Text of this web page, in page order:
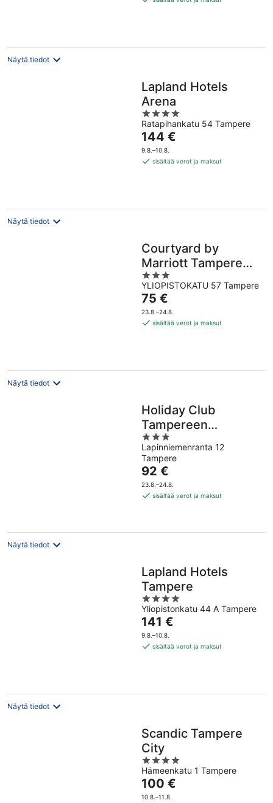
Näytä tiedot
Lapland Hotels
Arena
4
out
of
5
Ratapihankatu 54 Tampere
Hinta
on
144 €
144 €
9.8.–10.8.
sisältää verot ja maksut
Näytä tiedot
Courtyard by
Marriott Tampere
City
3
out
of
5
YLIOPISTOKATU 57 Tampere
Hinta
on
75 €
75 €
23.8.–24.8.
sisältää verot ja maksut
Näytä tiedot
Holiday Club
Tampereen
Kehräämö
3
out
of
5
Lapinniemenranta 12
Tampere
Hinta
on
92 €
92 €
23.8.–24.8.
sisältää verot ja maksut
Näytä tiedot
Lapland Hotels
Tampere
4
out
of
5
Yliopistonkatu 44 A Tampere
Hinta
on
141 €
141 €
9.8.–10.8.
sisältää verot ja maksut
Näytä tiedot
Scandic Tampere
City
4
out
of
5
Hämeenkatu 1 Tampere
Hinta
on
100 €
10.8.–11.8.